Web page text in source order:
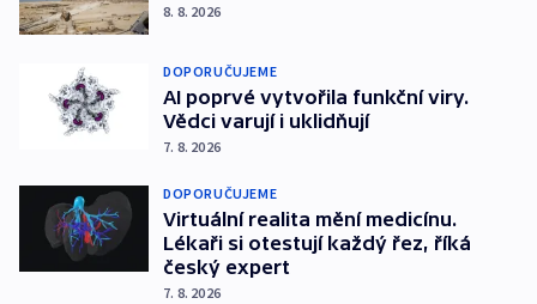
8. 8. 2026
DOPORUČUJEME
AI poprvé vytvořila funkční viry.
Vědci varují i uklidňují
7. 8. 2026
DOPORUČUJEME
Virtuální realita mění medicínu.
Lékaři si otestují každý řez, říká
český expert
7. 8. 2026